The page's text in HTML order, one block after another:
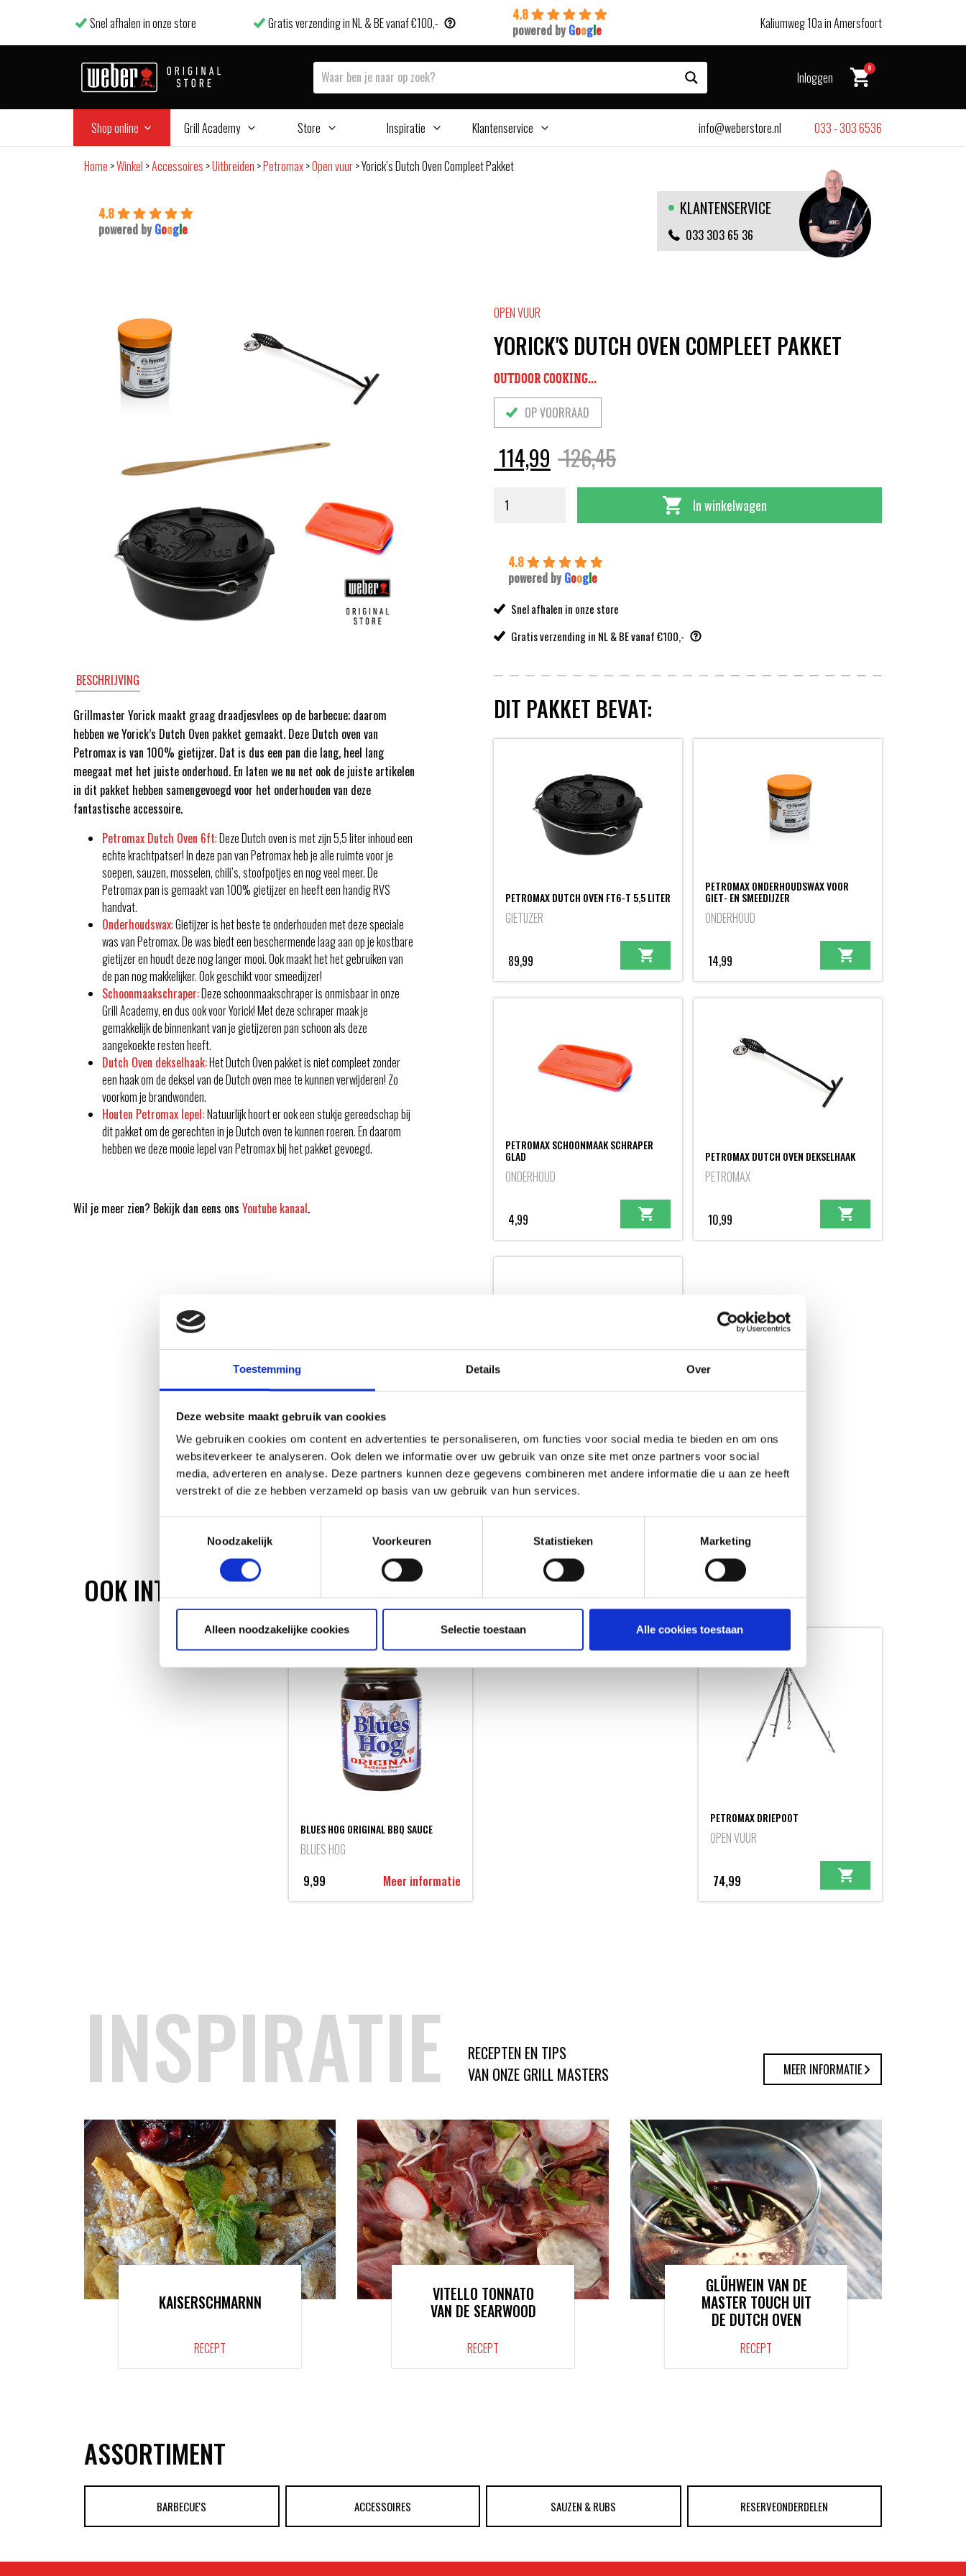
Toestemming Details Over
Deze website maakt gebruik van cookies
We gebruiken cookies om content en advertenties te personaliseren, om functies voor social media te bieden en om ons
websiteverkeer te analyseren. Ook delen we informatie over uw gebruik van onze site met onze partners voor social
media, adverteren en analyse. Deze partners kunnen deze gegevens combineren met andere informatie die u aan ze heeft
verstrekt of die ze hebben verzameld op basis van uw gebruik van hun services.
Noodzakelijk
Voorkeuren Statistieken Marketing
Alleen noodzakelijke cookies Selectie toestaan Alle cookies toestaan
Snel afhalen in onze store Gratis verzending in NL & BE vanaf €100,-
4.8
powered by Google Kaliumweg 10a in Amersfoort
Inloggen
0
Shop online Grill Academy Store Inspiratie Klantenservice info@weberstore.nl 033 - 303 6536
Home >Winkel >Accessoires >Uitbreiden >Petromax>Open vuur>Yorick’s Dutch Oven Compleet Pakket
4.8
powered by Google
KLANTENSERVICE
033 303 65 36
BESCHRIJVING
Grillmaster Yorick maakt graag draadjesvlees op de barbecue; daarom
hebben we Yorick’s Dutch Oven pakket gemaakt. Deze Dutch oven van
Petromax is van 100% gietijzer. Dat is dus een pan die lang, heel lang
meegaat met het juiste onderhoud. En laten we nu net ook de juiste artikelen
in dit pakket hebben samengevoegd voor het onderhouden van deze
fantastische accessoire.
Petromax Dutch Oven 6ft: Deze Dutch oven is met zijn 5,5 liter inhoud een
echte krachtpatser! In deze pan van Petromax heb je alle ruimte voor je
soepen, sauzen, mosselen, chili’s, stoofpotjes en nog veel meer. De
Petromax pan is gemaakt van 100% gietijzer en heeft een handig RVS
handvat.
Onderhoudswax: Gietijzer is het beste te onderhouden met deze speciale
was van Petromax. De was biedt een beschermende laag aan op je kostbare
gietijzer en houdt deze nog langer mooi. Ook maakt het het gebruiken van
de pan nog makkelijker. Ook geschikt voor smeedijzer!
Schoonmaakschraper:Deze schoonmaakschraper is onmisbaar in onze
Grill Academy, en dus ook voor Yorick! Met deze schraper maak je
gemakkelijk de binnenkant van je gietijzeren pan schoon als deze
aangekoekte resten heeft.
Dutch Oven dekselhaak:Het Dutch Oven pakket is niet compleet zonder
een haak om de deksel van de Dutch oven mee te kunnen verwijderen! Zo
voorkom je brandwonden.
Houten Petromax lepel:Natuurlijk hoort er ook een stukje gereedschap bij
dit pakket om de gerechten in je Dutch oven te kunnen roeren. En daarom
hebben we deze mooie lepel van Petromax bij het pakket gevoegd.
Wil je meer zien? Bekijk dan eens ons Youtube kanaal.
OPEN VUUR
YORICK'S DUTCH OVEN COMPLEET PAKKET
OUTDOOR COOKING...
OP VOORRAAD
126,45Oorspronkelijke
prijs
126,45.
114,99 Huidige
prijs
114,99.
In winkelwagen
4.8
powered by Google
Snel afhalen in onze store
Gratis verzending in NL & BE vanaf €100,-
DIT PAKKET BEVAT:
PETROMAX DUTCH OVEN FT6-T 5,5 LITER
GIETIJZER
89,99
PETROMAX ONDERHOUDSWAX VOOR
GIET- EN SMEEDIJZER
ONDERHOUD
14,99
PETROMAX SCHOONMAAK SCHRAPER
GLAD
ONDERHOUD
4,99
PETROMAX DUTCH OVEN DEKSELHAAK
PETROMAX
10,99
5,49
OOK INTERESSANT
BLUES HOG ORIGINAL BBQ SAUCE
BLUES HOG
9,99
Meer informatie
PETROMAX DRIEPOOT
OPEN VUUR
74,99
INSPIRATIE
RECEPTEN EN TIPS
VAN ONZE GRILL MASTERS
MEER INFORMATIE
KAISERSCHMARNN
RECEPT
VITELLO TONNATO
VAN DE SEARWOOD
RECEPT
GLÜHWEIN VAN DE
MASTER TOUCH UIT
DE DUTCH OVEN
RECEPT
ASSORTIMENT
BARBECUE'S ACCESSOIRES SAUZEN & RUBS RESERVEONDERDELEN